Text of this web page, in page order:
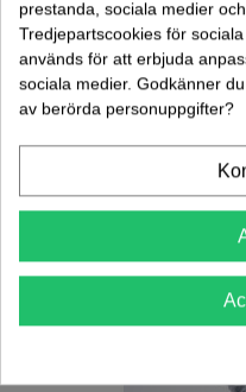
23
Lägg
prestanda, sociala medier
Tredjepartscookies för
används för att erbjuda
sociala medier. Godkänner
av berörda personuppgifter?